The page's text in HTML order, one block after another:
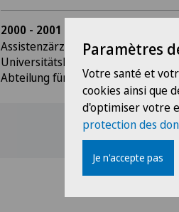
2000 - 2001
Assistenzärztin
Universitätskliniken des Saarlandes
Abteilung für Anästhesie und
Paramètres
Votre santé et
cookies ainsi que
d'optimiser votre
protection des
Je n'accepte pas